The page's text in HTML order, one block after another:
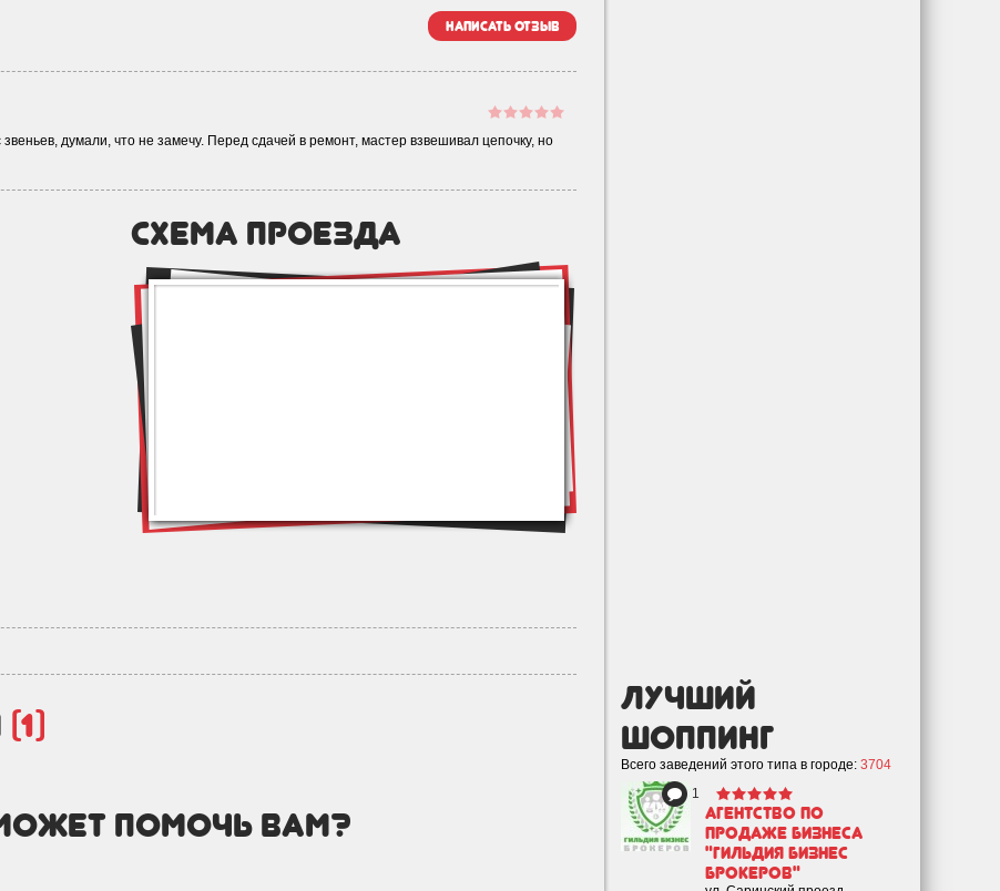
лучший
Шоппинг
Всего заведений этого типа в городе: 3704
1
Агентство по
продаже бизнеса
"Гильдия Бизнес
Брокеров"
написать отзыв
думали, что не замечу. Перед сдачей в ремонт, мастер взвешивал цепочку, но
схема проезда
(1)
помочь вам?